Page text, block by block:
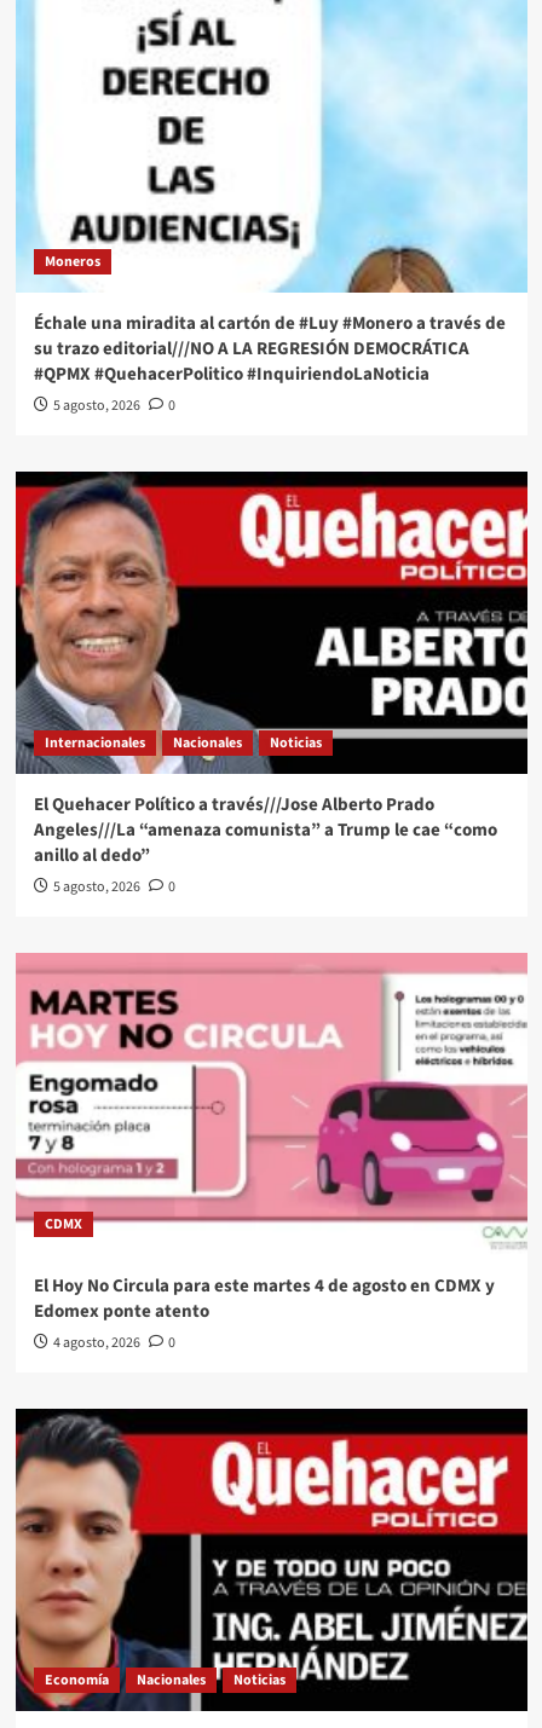
Moneros
Échale una miradita al cartón de #Luy #Monero a través de
su trazo editorial///NO A LA REGRESIÓN DEMOCRÁTICA
#QPMX #QuehacerPolitico #InquiriendoLaNoticia
5 agosto, 2026 0
Internacionales Nacionales Noticias
El Quehacer Político a través///Jose Alberto Prado
Angeles///La “amenaza comunista” a Trump le cae “como
anillo al dedo”
5 agosto, 2026 0
CDMX
El Hoy No Circula para este martes 4 de agosto en CDMX y
Edomex ponte atento
4 agosto, 2026 0
Economía Nacionales Noticias